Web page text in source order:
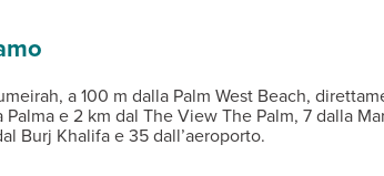
a 100 m dalla Palm West Beach,
Palma e 2 km dal The View The Palm, 7 dalla
Burj Khalifa e 35 dall’aeroporto.
tv, telefono, cassetta di sicurezza,
con menù internazionale a buffet e, à la
con ombrelloni e lettini a disposizione